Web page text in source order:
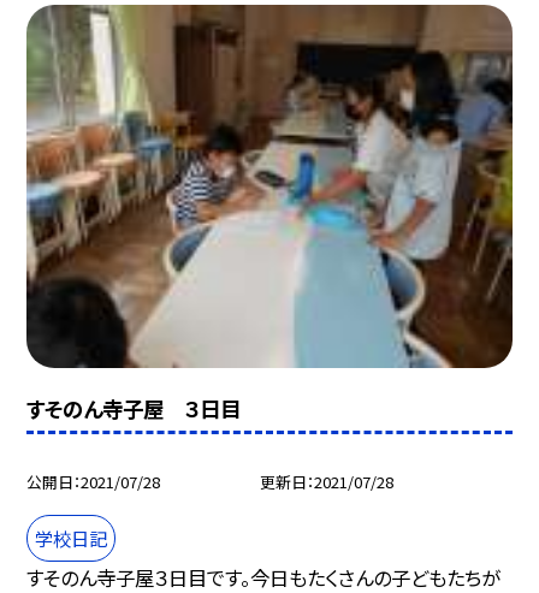
すそのん寺子屋 ３日目
公開日 2021/07/28 更新日 2021/07/28
学校日記
すそのん寺子屋３日目です。今日もたくさんの子どもたちが